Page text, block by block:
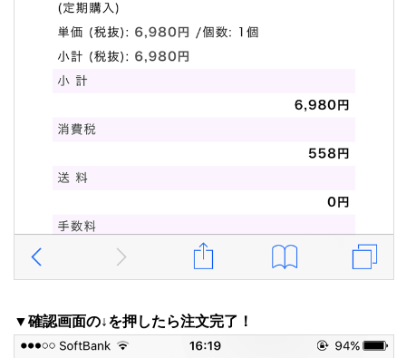
▼確認画面の↓を押したら注文完了！